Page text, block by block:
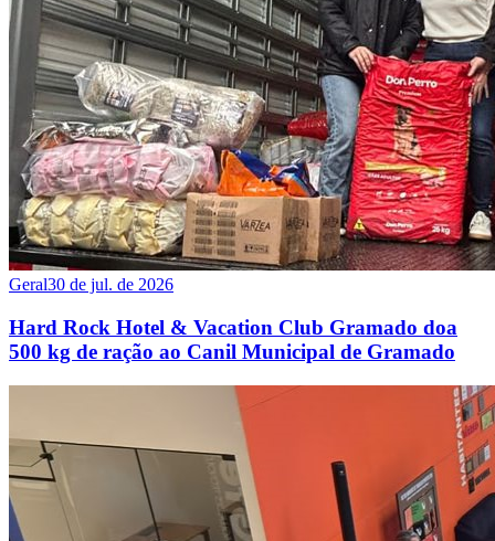
Geral30 de jul. de 2026
Hard Rock Hotel & Vacation Club Gramado doa
500 kg de ração ao Canil Municipal de Gramado